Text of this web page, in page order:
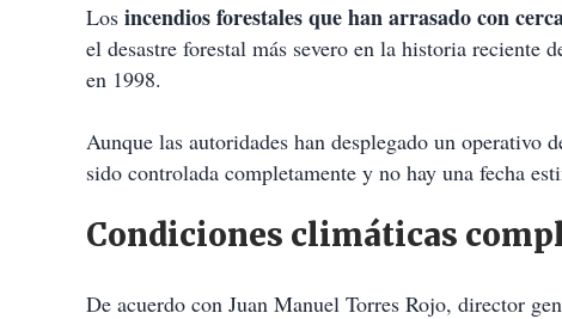
o
m
p
a
t
i
r
Los incendios forestales que han arrasado con
el desastre forestal más severo en la historia reciente
en 1998.
Aunque las autoridades han desplegado un operativo
sido controlada completamente y no hay una fecha
Condiciones climáticas
De acuerdo con Juan Manuel Torres Rojo, director